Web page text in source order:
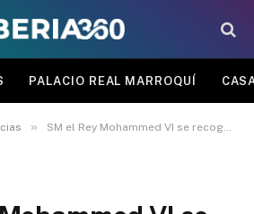
PALACIO REAL MARROQUÍ
» SM el Rey Mohammed VI se recoge ante la tumba del Difunto SM el Rey Mohammed V